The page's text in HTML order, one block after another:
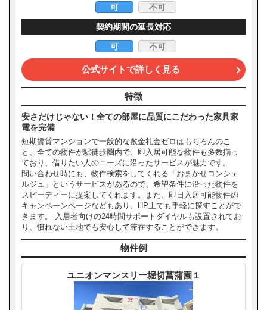
可 不可
契約期間の延長対応
可 不可
公式サイトで詳しく見る
特徴
安さだけじゃない！全ての部屋に品質にこだわった家具家
電を完備
短期賃貸マンションで一般的な敷金礼金ゼロはもちろんのこ
と、全ての物件が駅徒歩圏内で、即入居可能な物件も多数揃っ
ており、借りたい人のニーズに沿ったサービスが魅力です。
問い合わせ時にも、物件検索をしてくれる「おまかせコンシェ
ルジュ」というサービスがあるので、希望条件に沿った物件を
スピーディーに提案してくれます。また、即日入居可能物件の
キャンペーンページなどもあり、HP上でも手軽に探すことがで
きます。 入居者向けの24時間サポートダイヤルも設置されてお
り、慣れない土地でも安心して滞在することができます。
物件例
ユニオンマンスリー堀切菖蒲園１